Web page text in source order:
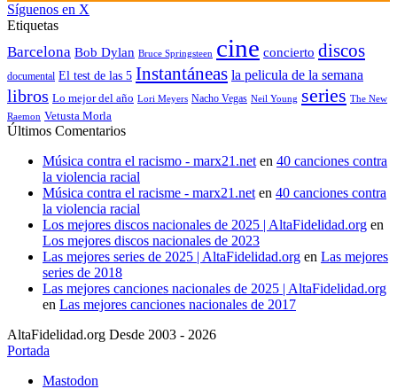
Síguenos en X
Etiquetas
Barcelona Bob Dylan Bruce Springsteen cine concierto discos
documental El test de las 5 Instantáneas la pelicula de la semana
libros Lo mejor del año Lori Meyers Nacho Vegas Neil Young series The New
Raemon Vetusta Morla
Últimos Comentarios
Música contra el racismo - marx21.net en 40 canciones contra
la violencia racial
Música contra el racisme - marx21.net en 40 canciones contra
la violencia racial
Los mejores discos nacionales de 2025 | AltaFidelidad.org en
Los mejores discos nacionales de 2023
Las mejores series de 2025 | AltaFidelidad.org en Las mejores
series de 2018
Las mejores canciones nacionales de 2025 | AltaFidelidad.org
en Las mejores canciones nacionales de 2017
AltaFidelidad.org Desde 2003 - 2026
Portada
Mastodon